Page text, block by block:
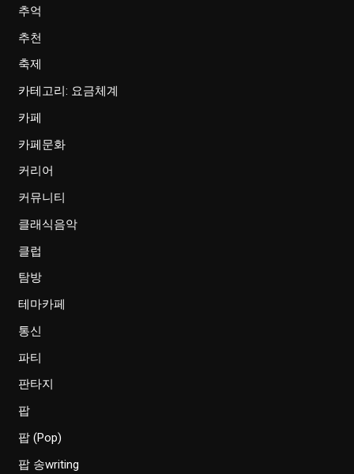
추억
추천
축제
카테고리: 요금체계
카페
카페문화
커리어
커뮤니티
클래식음악
클럽
탐방
테마카페
통신
파티
판타지
팝
팝 (Pop)
팝 송writing